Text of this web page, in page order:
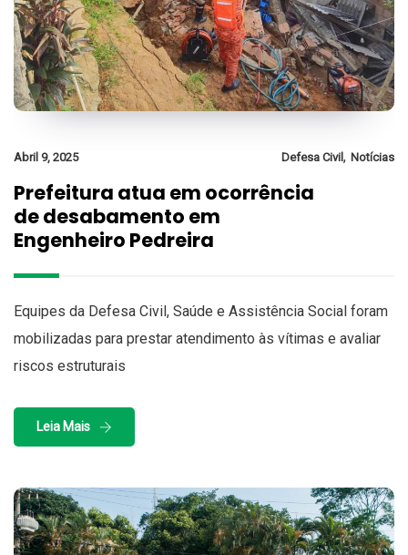
Abril 9, 2025 Defesa Civil , Notícias
Prefeitura atua em ocorrência
de desabamento em
Engenheiro Pedreira
Equipes da Defesa Civil, Saúde e Assistência Social foram
mobilizadas para prestar atendimento às vítimas e avaliar
riscos estruturais
Leia Mais